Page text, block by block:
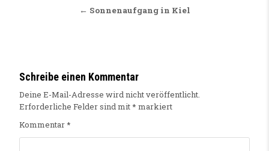
← Sonnenaufgang in Kiel
Schreibe einen Kommentar
Deine E-Mail-Adresse wird nicht veröffentlicht.
Erforderliche Felder sind mit* markiert
Kommentar*